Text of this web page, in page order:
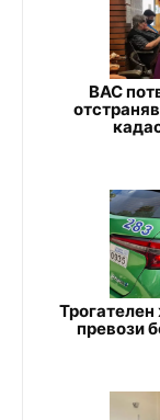
ВАС
превози